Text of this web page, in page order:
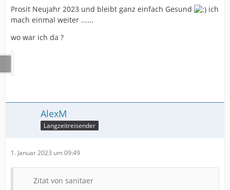
Prosit Neujahr 2023 und bleibt ganz einfach Gesund
ich
mach einmal weiter ......
wo war ich da ?
AlexM
Langzeitreisender
1. Januar 2023 um 09:49
Zitat von sanitaer